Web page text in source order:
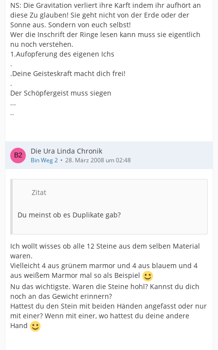
NS: Die Gravitation verliert ihre Karft indem ihr aufhört an
diese Zu glauben! Sie geht nicht von der Erde oder der
Sonne aus. Sondern von euch selbst!
Wer die Inschrift der Ringe lesen kann muss sie eigentlich
nu noch verstehen.
1.Aufopferung des eigenen Ichs
.
.Deine Geisteskraft macht dich frei!
.
Der Schöpfergeist muss siegen
...
..
Die Ura Linda Chronik
Bin Weg 2 28. März 2008 um 02:48
Zitat
Du meinst ob es Duplikate gab?
Ich wollt wisses ob alle 12 Steine aus dem selben Material
waren.
Vielleicht 4 aus grünem marmor und 4 aus blauem und 4
aus weißem Marmor mal so als Beispiel
Nu das wichtigste. Waren die Steine hohl? Kannst du dich
noch an das Gewicht erinnern?
Hattest du den Stein mit beiden Händen angefasst oder nur
mit einer? Wenn mit einer, wo hattest du deine andere
Hand